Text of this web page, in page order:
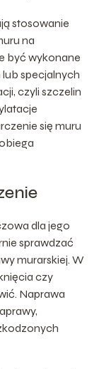
stosowanie
na
być wykonane
specjalnych
czyli szczelin
się muru
dla jego
sprawdzać
murarskiej. W
czy
Naprawa